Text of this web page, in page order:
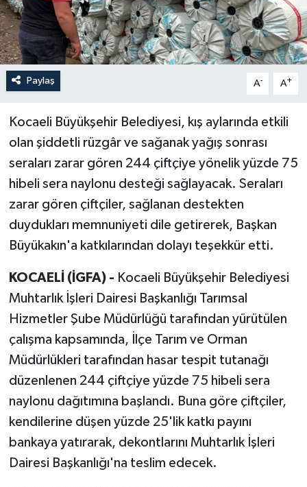
Paylaş A- A+
Kocaeli Büyükşehir Belediyesi, kış aylarında etkili
olan şiddetli rüzgâr ve sağanak yağış sonrası
seraları zarar gören 244 çiftçiye yönelik yüzde 75
hibeli sera naylonu desteği sağlayacak. Seraları
zarar gören çiftçiler, sağlanan destekten
duydukları memnuniyeti dile getirerek, Başkan
Büyükakın'a katkılarından dolayı teşekkür etti.
KOCAELİ (İGFA) - Kocaeli Büyükşehir Belediyesi
Muhtarlık İşleri Dairesi Başkanlığı Tarımsal
Hizmetler Şube Müdürlüğü tarafından yürütülen
çalışma kapsamında, İlçe Tarım ve Orman
Müdürlükleri tarafından hasar tespit tutanağı
düzenlenen 244 çiftçiye yüzde 75 hibeli sera
naylonu dağıtımına başlandı. Buna göre çiftçiler,
kendilerine düşen yüzde 25'lik katkı payını
bankaya yatırarak, dekontlarını Muhtarlık İşleri
Dairesi Başkanlığı'na teslim edecek.